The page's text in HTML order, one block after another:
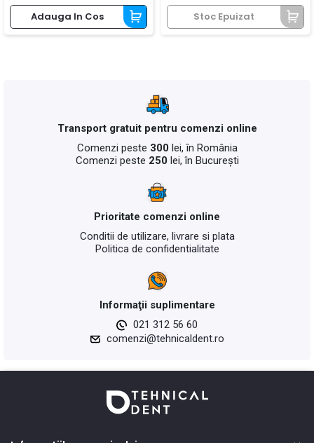
Adauga In Cos Stoc Epuizat
Transport gratuit pentru comenzi online
Comenzi peste 300lei, în România
Comenzi peste 250lei, în București
Prioritate comenzi online
Conditii de utilizare, livrare si plata
Politica de confidentialitate
Informaţii suplimentare
021 312 56 60
comenzi@tehnicaldent.ro